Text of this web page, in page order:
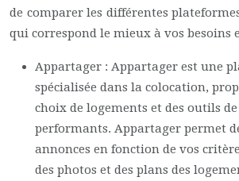
de comparer les différentes
qui correspond le mieux à vos besoins
Appartager : Appartager est une
spécialisée dans la colocation,
choix de logements et des outils
performants. Appartager permet
annonces en fonction de vos
des photos et des plans des